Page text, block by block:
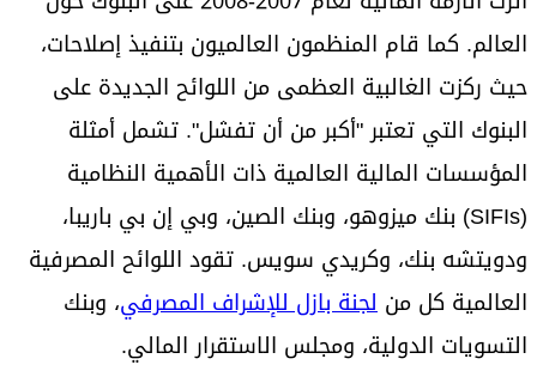
العالم. كما قام المنظمون العالميون بتنفيذ إصلاحات،
حيث ركزت الغالبية العظمى من اللوائح الجديدة على
البنوك التي تعتبر "أكبر من أن تفشل". تشمل أمثلة
المؤسسات المالية العالمية ذات الأهمية النظامية
(SIFIs) بنك ميزوهو، وبنك الصين، وبي إن بي باريبا،
ودويتشه بنك، وكريدي سويس. تقود اللوائح المصرفية
العالمية كل من لجنة بازل للإشراف المصرفي، وبنك
التسويات الدولية، ومجلس الاستقرار المالي.